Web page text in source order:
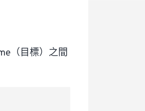
（目標）之間